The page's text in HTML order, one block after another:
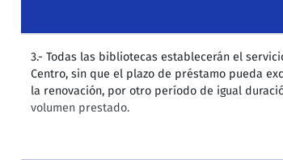
3.- Todas las bibliotecas establecerán el
Centro, sin que el plazo de préstamo pueda
la renovación, por otro período de igual
volumen prestado.